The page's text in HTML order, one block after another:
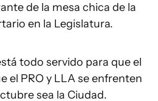
de la mesa chica de la
en la Legislatura.
todo servido para que el
el PRO y LLA se enfrenten
sea la Ciudad.